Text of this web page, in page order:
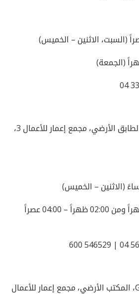
: مكتب رقم 1، الطابق الأرضي، مجمع إعمار للأعمال 3،
07:30 صباحاً – 12:00 ظهراً ومن 02:00 ظهراً – 04:00 عصراً
مكتب رقم G03، المكتب الأرضي، مجمع إعمار للأعمال